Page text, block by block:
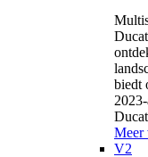
biedt
Meer
V2